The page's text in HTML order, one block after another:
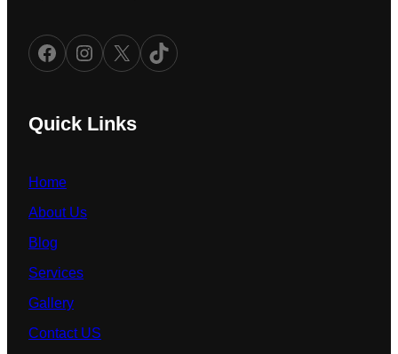
Facebook Instagram X TikTok
Quick Links
Home
About Us
Blog
Services
Gallery
Contact US